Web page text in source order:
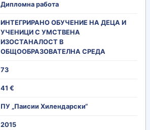
Дипломна работа
ИНТЕГРИРАНО ОБУЧЕНИЕ НА ДЕЦА И
УЧЕНИЦИ С УМСТВЕНА
ИЗОСТАНАЛОСТ В
ОБЩООБРАЗОВАТЕЛНА СРЕДА
73
41 €
ПУ „Паисии Хилендарски“
2015